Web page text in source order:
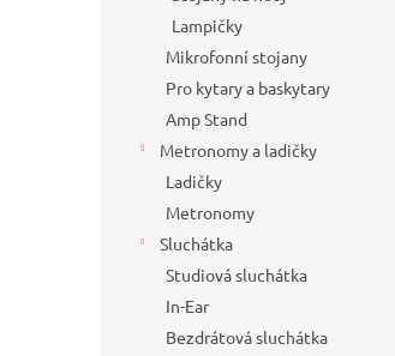
Lampičky
Mikrofonní stojany
Pro kytary a baskytary
Amp Stand
Metronomy a ladičky
Ladičky
Metronomy
Sluchátka
Studiová sluchátka
In-Ear
Bezdrátová sluchátka